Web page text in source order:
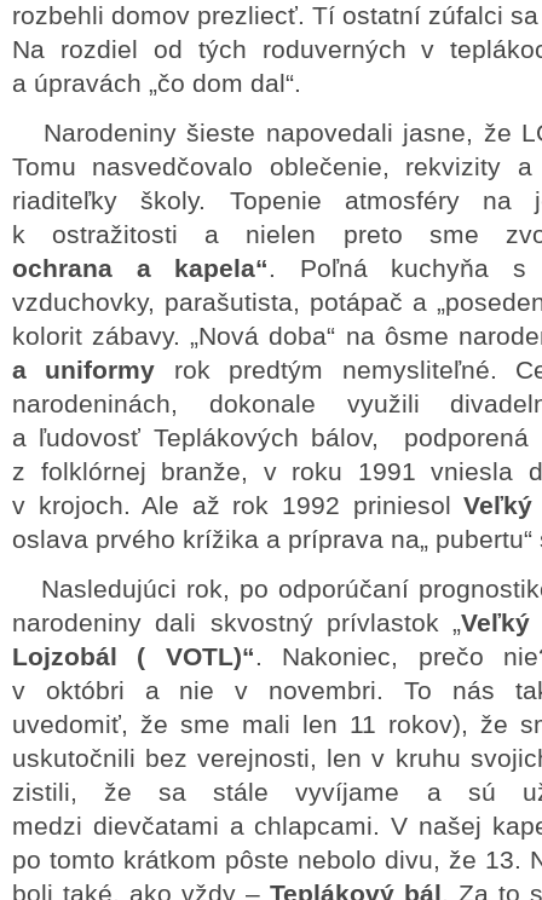
rozbehli domov prezliecť. Tí ostatní zúfalci
Na rozdiel od tých roduverných v
a úpravách „čo dom dal“.
Narodeniny šieste napovedali jasne, že
Tomu nasvedčovalo oblečenie, rekvizity
riaditeľky školy. Topenie atmosféry na
k ostražitosti a nielen preto sme
ochrana a kapela“. Poľná kuchyňa s
vzduchovky, parašutista, potápač a
kolorit zábavy. „Nová doba“ na ôsme
a uniformy rok predtým nemysliteľné.
narodeninách, dokonale využili
a ľudovosť Teplákových bálov, podporená
z folklórnej branže, v roku 1991 vniesla
v krojoch. Ale až rok 1992 priniesolVeľký
oslava prvého krížika a príprava na„
Nasledujúci rok, po odporúčaní
narodeniny dali skvostný prívlastok „Veľký
Lojzobál ( VOTL)“. Nakoniec, prečo
v októbri a nie v novembri. To nás
uvedomiť, že sme mali len 11 rokov), že
uskutočnili bez verejnosti, len v kruhu
zistili, že sa stále vyvíjame a sú už
medzi dievčatami a chlapcami. V našej
po tomto krátkom pôste nebolo divu, že 13.
boli také, ako vždy – Teplákový bál. Za to